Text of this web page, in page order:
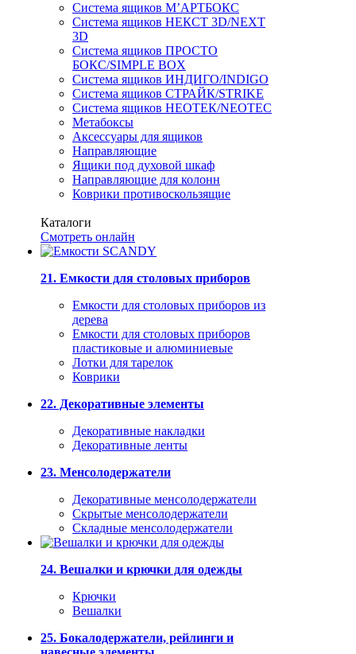
Система ящиков М’АРТБОКС
Система ящиков НЕКСТ 3D/NEXT
3D
Система ящиков ПРОСТО
БОКС/SIMPLE BOX
Система ящиков ИНДИГО/INDIGO
Система ящиков СТРАЙК/STRIKE
Система ящиков НЕОТЕК/NEOTEC
Метабоксы
Аксессуары для ящиков
Направляющие
Ящики под духовой шкаф
Направляющие для колонн
Коврики противоскользящие
Каталоги
Смотреть онлайн
21. Емкости для столовых приборов
Емкости для столовых приборов из
дерева
Емкости для столовых приборов
пластиковые и алюминиевые
Лотки для тарелок
Коврики
22. Декоративные элементы
Декоративные накладки
Декоративные ленты
23. Менсолодержатели
Декоративные менсолодержатели
Скрытые менсолодержатели
Складные менсолодержатели
24. Вешалки и крючки для одежды
Крючки
Вешалки
25. Бокалодержатели, рейлинги и